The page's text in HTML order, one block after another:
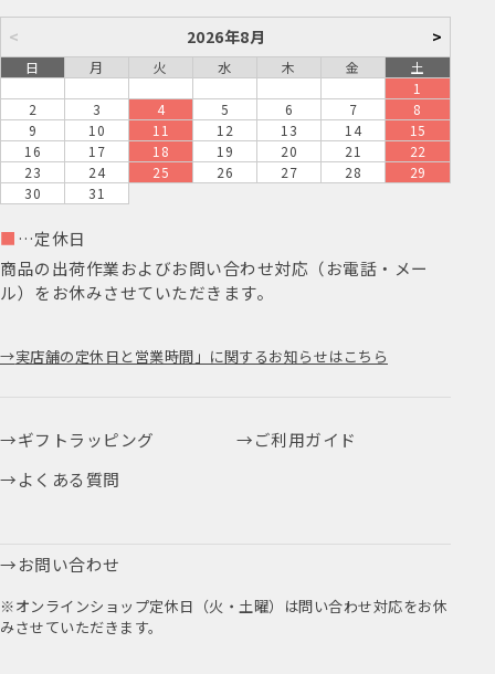
< 2026年8月 >
日 月 火 水 木 金
土
1
2
3 4 5 6 7
8
9
10 11 12 13 14
15
16
17 18 19 20 21
22
23
24 25 26 27 28
29
30
31
■ …定休日
商品の出荷作業およびお問い合わせ対応（お電話・メー
ル）をお休みさせていただきます。
実店舗の定休日と営業時間」に関するお知らせはこちら
ギフトラッピング
ご利用ガイド
よくある質問
お問い合わせ
※オンラインショップ定休日（火・土曜）は問い合わせ対応をお休
みさせていただきます。